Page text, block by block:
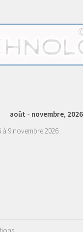
août - novembre, 2026
à 9 novembre 2026.